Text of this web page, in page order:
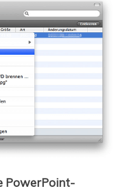
PowerPoint-